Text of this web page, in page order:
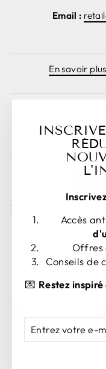
Email :
En savoir
Sign
LANGUE
Français
Accès
Offres
Conseils de
💌 Restez
VOTRE
E-